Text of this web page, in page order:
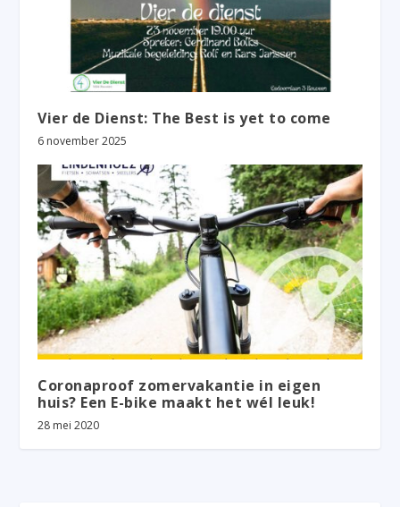
Vier de Dienst: The Best is yet to come
6 november 2025
Coronaproof zomervakantie in eigen
huis? Een E-bike maakt het wél leuk!
28 mei 2020